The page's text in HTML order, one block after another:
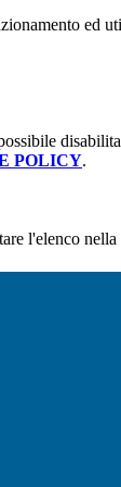
ed
POLICY.
l'elenco